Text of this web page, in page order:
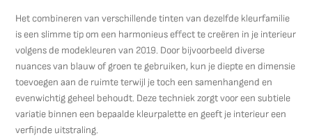
Het combineren van verschillende tinten van dezelfde kleurfamilie
is een slimme tip om een harmonieus effect te creëren in je interieur
volgens de modekleuren van 2019. Door bijvoorbeeld diverse
nuances van blauw of groen te gebruiken, kun je diepte en dimensie
toevoegen aan de ruimte terwijl je toch een samenhangend en
evenwichtig geheel behoudt. Deze techniek zorgt voor een subtiele
variatie binnen een bepaalde kleurpalette en geeft je interieur een
verfijnde uitstraling.